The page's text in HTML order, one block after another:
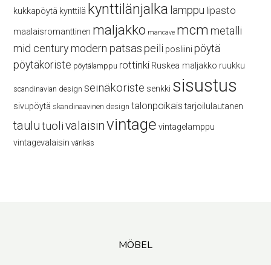
kukkapöytä kynttilä kynttilänjalka lamppu lipasto
maalaisromanttinen maljakko mancave mcm metalli
mid century modern patsaspeili posliini pöytä
pöytäkoriste pöytälamppu rottinki Ruskea maljakko ruukku
scandinavian design seinäkoriste senkki sisustus
sivupöytä skandinaavinen design talonpoikais tarjoilulautanen
taulutuolivalaisinvintage vintagelamppu
vintagevalaisin värikäs
MÖBEL